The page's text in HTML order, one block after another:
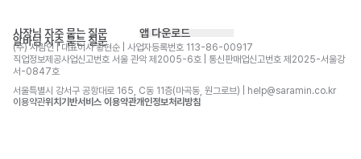
사장님 자주 묻는 질문
알바님 자주 묻는 질문
앱 다운로드
(주) 사람인 | 대표이사 황현순 | 사업자등록번호 113-86-00917
직업정보제공사업신고번호 서울 관악 제2005-6호 | 통신판매업신고번호 제2025-서울강
서-0847호
서울특별시 강서구 공항대로 165, C동 11층(마곡동, 원그로브) | help@saramin.co.kr
이용약관위치기반서비스 이용약관개인정보처리방침